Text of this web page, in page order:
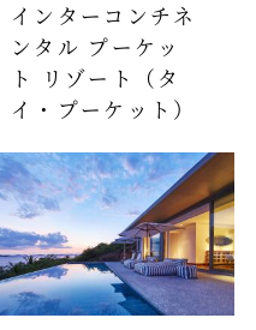
インターコンチネ
ンタル プーケッ
ト リゾート（タ
イ・プーケット）